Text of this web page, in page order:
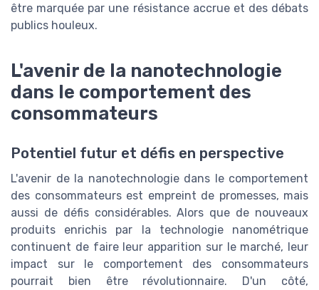
être marquée par une résistance accrue et des débats
publics houleux.
L'avenir de la nanotechnologie
dans le comportement des
consommateurs
Potentiel futur et défis en perspective
L'avenir de la nanotechnologie dans le comportement
des consommateurs est empreint de promesses, mais
aussi de défis considérables. Alors que de nouveaux
produits enrichis par la technologie nanométrique
continuent de faire leur apparition sur le marché, leur
impact sur le comportement des consommateurs
pourrait bien être révolutionnaire. D'un côté,